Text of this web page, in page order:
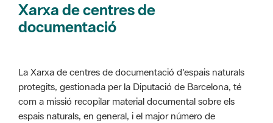
Xarxa de centres de
documentació
La Xarxa de centres de documentació d'espais naturals
protegits, gestionada per la Diputació de Barcelona, té
com a missió recopilar material documental sobre els
espais naturals, en general, i el major número de